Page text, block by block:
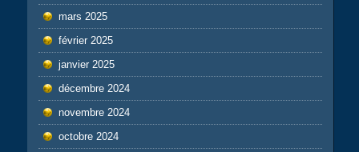
mars 2025
février 2025
janvier 2025
décembre 2024
novembre 2024
octobre 2024